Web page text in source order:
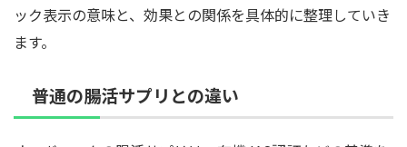
ック表示の意味と、効果との関係を具体的に整理していき
ます。
普通の腸活サプリとの違い